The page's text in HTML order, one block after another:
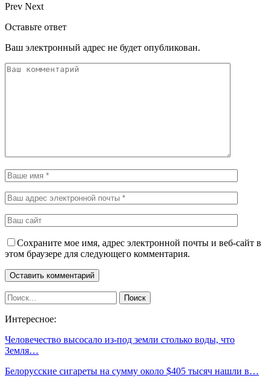
Prev Next
Оставьте ответ
Ваш электронный адрес не будет опубликован.
Сохраните мое имя, адрес электронной почты и веб-сайт в
этом браузере для следующего комментария.
Интересное:
Человечество высосало из-под земли столько воды, что
Земля…
Белорусские сигареты на сумму около $405 тысяч нашли в…